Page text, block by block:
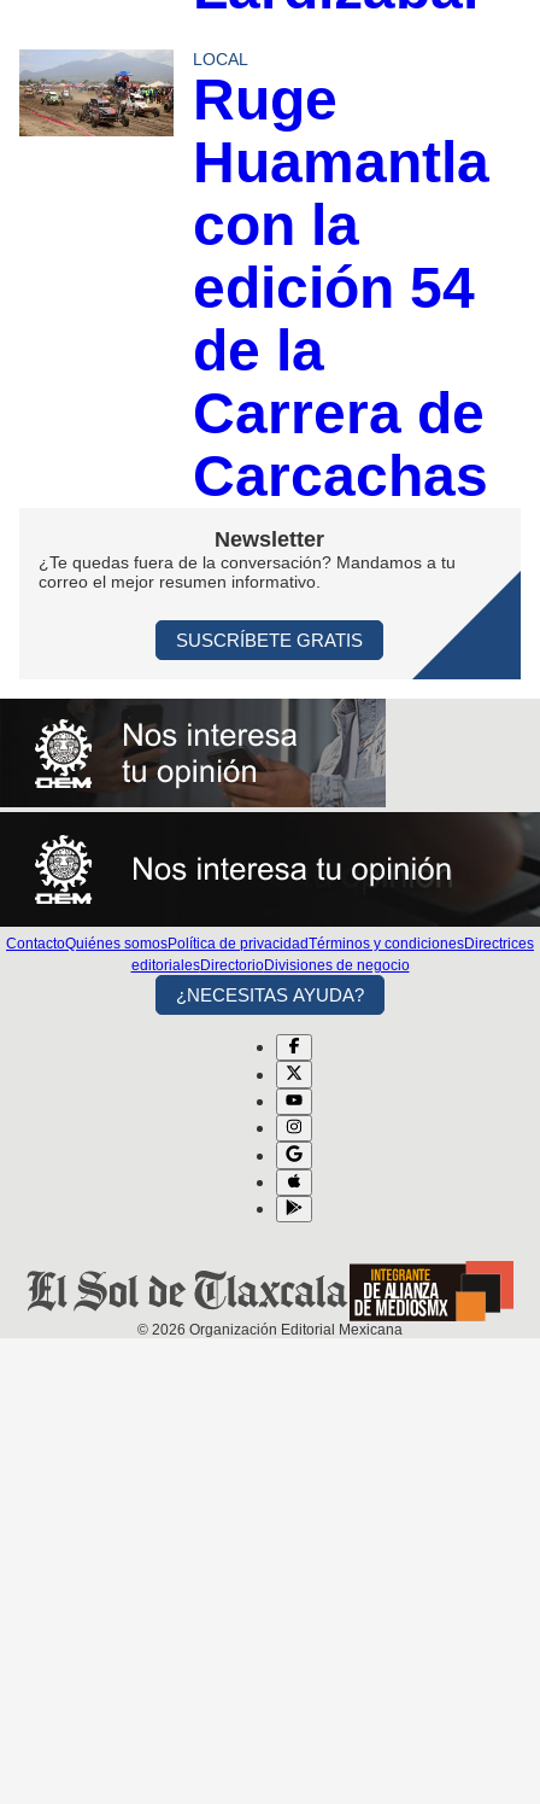
LOCAL
Ruge
Huamantla
con la
edición 54
de la
Carrera de
Carcachas
Newsletter
¿Te quedas fuera de la conversación? Mandamos a tu
correo el mejor resumen informativo.
SUSCRÍBETE GRATIS
ContactoQuiénes somosPolítica de privacidadTérminos y condicionesDirectrices
editorialesDirectorioDivisiones de negocio
¿NECESITAS AYUDA?
© 2026 Organización Editorial Mexicana